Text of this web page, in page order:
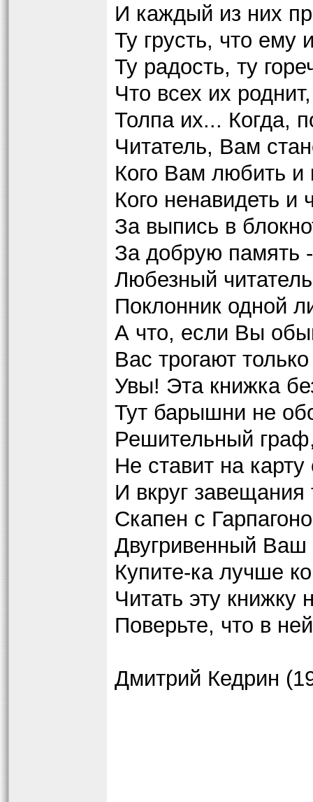
И каждый из них
Ту грусть, что ему
Ту радость, ту
Что всех их
Толпа их... Когда,
Читатель, Вам
Кого Вам любить и
Кого ненавидеть и
За выпись в
За добрую память
Любезный
Поклонник одной
А что, если Вы
Вас трогают
Увы! Эта книжка
Тут барышни не
Решительный
Не ставит на
И вкруг завещания
Скапен с
Двугривенный Ваш
Купите-ка лучше
Читать эту книжку
Поверьте, что в
Дмитрий Кедрин